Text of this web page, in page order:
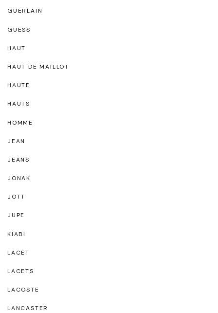
GUERLAIN
GUESS
HAUT
HAUT DE MAILLOT
HAUTE
HAUTS
HOMME
JEAN
JEANS
JONAK
JOTT
JUPE
KIABI
LACET
LACETS
LACOSTE
LANCASTER